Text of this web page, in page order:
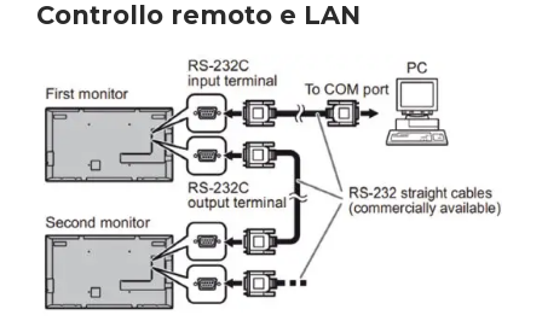
Controllo remoto e LAN